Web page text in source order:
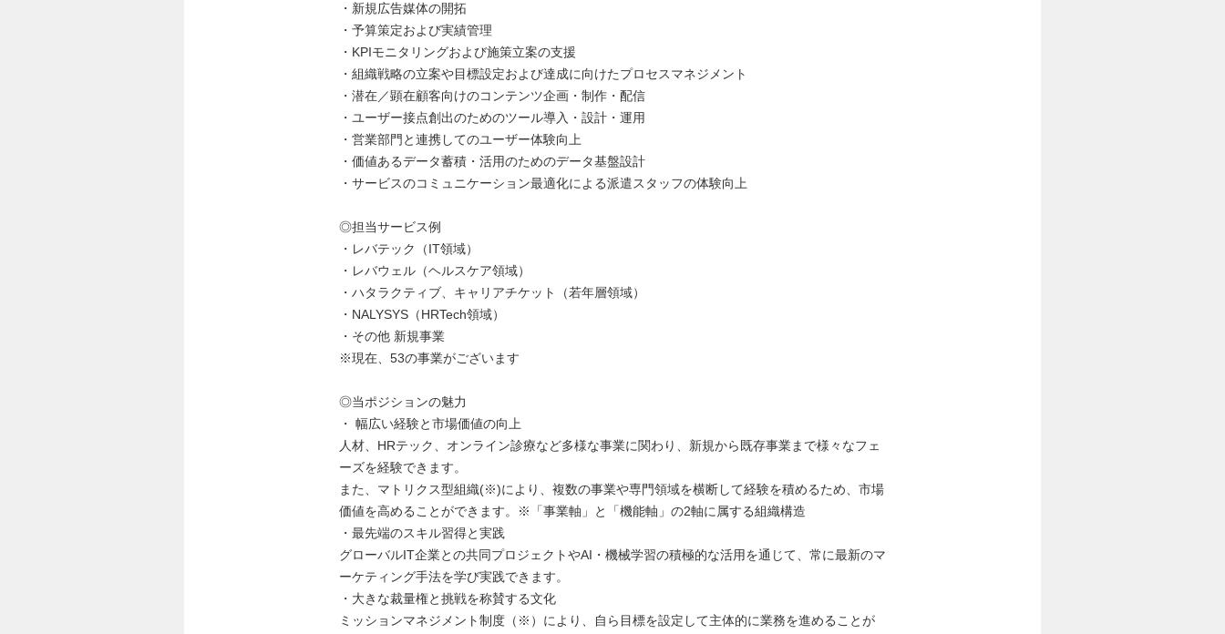
・新規広告媒体の開拓
・予算策定および実績管理
・KPIモニタリングおよび施策立案の支援
・組織戦略の立案や目標設定および達成に向けたプロセスマネジメント
・潜在／顕在顧客向けのコンテンツ企画・制作・配信
・ユーザー接点創出のためのツール導入・設計・運用
・営業部門と連携してのユーザー体験向上
・価値あるデータ蓄積・活用のためのデータ基盤設計
・サービスのコミュニケーション最適化による派遣スタッフの体験向上
◎担当サービス例
・レバテック（IT領域）
・レバウェル（ヘルスケア領域）
・ハタラクティブ、キャリアチケット（若年層領域）
・NALYSYS（HRTech領域）
・その他 新規事業
※現在、53の事業がございます
◎当ポジションの魅力
・ 幅広い経験と市場価値の向上
人材、HRテック、オンライン診療など多様な事業に関わり、新規から既存事業まで様々なフェ
ーズを経験できます。
また、マトリクス型組織(※)により、複数の事業や専門領域を横断して経験を積めるため、市場
価値を高めることができます。※「事業軸」と「機能軸」の2軸に属する組織構造
・最先端のスキル習得と実践
グローバルIT企業との共同プロジェクトやAI・機械学習の積極的な活用を通じて、常に最新のマ
ーケティング手法を学び実践できます。
・大きな裁量権と挑戦を称賛する文化
ミッションマネジメント制度（※）により、自ら目標を設定して主体的に業務を進めることが